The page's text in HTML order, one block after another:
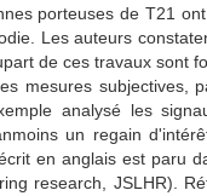
porteuses de T21
Les auteurs
de ces travaux sont
mesures subjectives,
analysé les
un regain
en anglais est paru
research, JSLHR).